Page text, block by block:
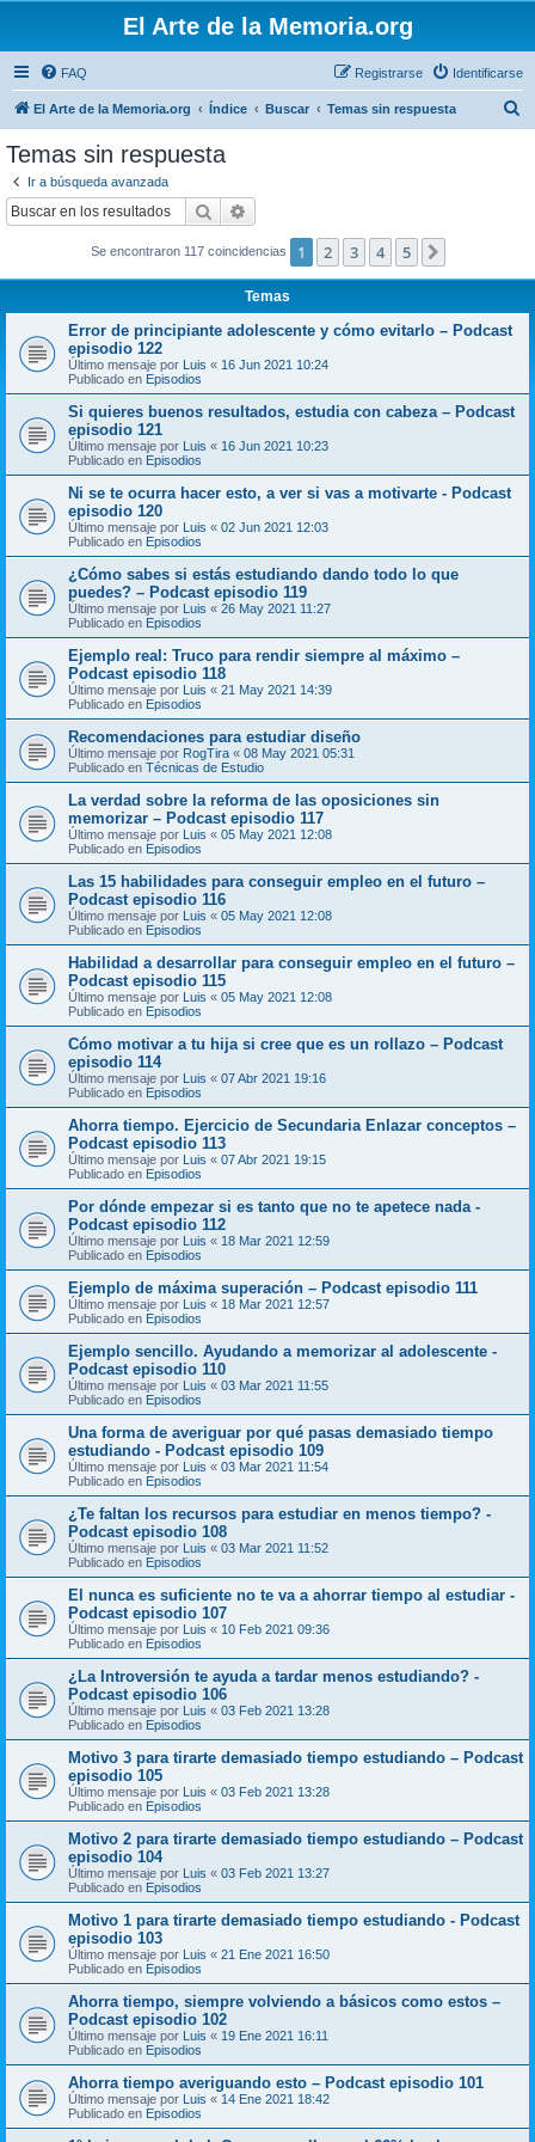
El Arte de la Memoria.org
FAQ Identificarse
Registrarse
El Arte de la Memoria.org Índice Buscar Temas sin respuesta
Temas sin respuesta
Ir a búsqueda avanzada
Buscar
Se encontraron 117 coincidencias 1 2 3 4 5
Temas
Error de principiante adolescente y cómo evitarlo – Podcast
episodio 122
Último mensaje por Luis « 16 Jun 2021 10:24
Publicado en Episodios
Si quieres buenos resultados, estudia con cabeza – Podcast
episodio 121
Último mensaje por Luis « 16 Jun 2021 10:23
Publicado en Episodios
Ni se te ocurra hacer esto, a ver si vas a motivarte - Podcast
episodio 120
Último mensaje por Luis « 02 Jun 2021 12:03
Publicado en Episodios
¿Cómo sabes si estás estudiando dando todo lo que
puedes? – Podcast episodio 119
Último mensaje por Luis « 26 May 2021 11:27
Publicado en Episodios
Ejemplo real: Truco para rendir siempre al máximo –
Podcast episodio 118
Último mensaje por Luis « 21 May 2021 14:39
Publicado en Episodios
Recomendaciones para estudiar diseño
Último mensaje por RogTira « 08 May 2021 05:31
Publicado en Técnicas de Estudio
La verdad sobre la reforma de las oposiciones sin
memorizar – Podcast episodio 117
Último mensaje por Luis « 05 May 2021 12:08
Publicado en Episodios
Las 15 habilidades para conseguir empleo en el futuro –
Podcast episodio 116
Último mensaje por Luis « 05 May 2021 12:08
Publicado en Episodios
Habilidad a desarrollar para conseguir empleo en el futuro –
Podcast episodio 115
Último mensaje por Luis « 05 May 2021 12:08
Publicado en Episodios
Cómo motivar a tu hija si cree que es un rollazo – Podcast
episodio 114
Último mensaje por Luis « 07 Abr 2021 19:16
Publicado en Episodios
Ahorra tiempo. Ejercicio de Secundaria Enlazar conceptos –
Podcast episodio 113
Último mensaje por Luis « 07 Abr 2021 19:15
Publicado en Episodios
Por dónde empezar si es tanto que no te apetece nada -
Podcast episodio 112
Último mensaje por Luis « 18 Mar 2021 12:59
Publicado en Episodios
Ejemplo de máxima superación – Podcast episodio 111
Último mensaje por Luis « 18 Mar 2021 12:57
Publicado en Episodios
Ejemplo sencillo. Ayudando a memorizar al adolescente -
Podcast episodio 110
Último mensaje por Luis « 03 Mar 2021 11:55
Publicado en Episodios
Una forma de averiguar por qué pasas demasiado tiempo
estudiando - Podcast episodio 109
Último mensaje por Luis « 03 Mar 2021 11:54
Publicado en Episodios
¿Te faltan los recursos para estudiar en menos tiempo? -
Podcast episodio 108
Último mensaje por Luis « 03 Mar 2021 11:52
Publicado en Episodios
El nunca es suficiente no te va a ahorrar tiempo al estudiar -
Podcast episodio 107
Último mensaje por Luis « 10 Feb 2021 09:36
Publicado en Episodios
¿La Introversión te ayuda a tardar menos estudiando? -
Podcast episodio 106
Último mensaje por Luis « 03 Feb 2021 13:28
Publicado en Episodios
Motivo 3 para tirarte demasiado tiempo estudiando – Podcast
episodio 105
Último mensaje por Luis « 03 Feb 2021 13:28
Publicado en Episodios
Motivo 2 para tirarte demasiado tiempo estudiando – Podcast
episodio 104
Último mensaje por Luis « 03 Feb 2021 13:27
Publicado en Episodios
Motivo 1 para tirarte demasiado tiempo estudiando - Podcast
episodio 103
Último mensaje por Luis « 21 Ene 2021 16:50
Publicado en Episodios
Ahorra tiempo, siempre volviendo a básicos como estos –
Podcast episodio 102
Último mensaje por Luis « 19 Ene 2021 16:11
Publicado en Episodios
Ahorra tiempo averiguando esto – Podcast episodio 101
Último mensaje por Luis « 14 Ene 2021 18:42
Publicado en Episodios